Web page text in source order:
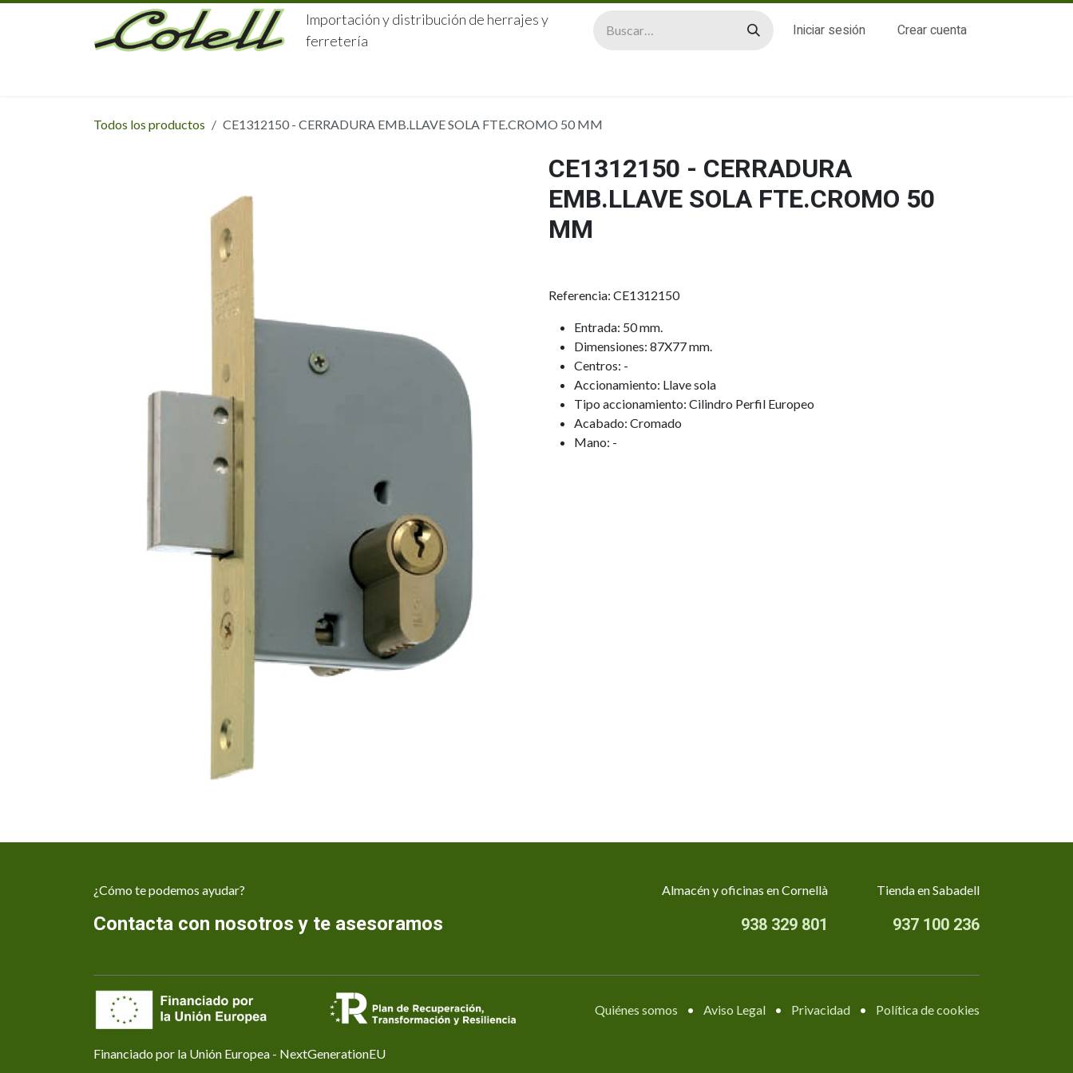
Ir al contenido
Importación y distribución de herrajes y
ferretería
Iniciar sesión Crear cuenta
Todos los productos CE1312150 - CERRADURA EMB.LLAVE SOLA FTE.CROMO 50 MM
CE1312150 - CERRADURA
EMB.LLAVE SOLA FTE.CROMO 50
MM
Referencia: CE1312150
Entrada: 50 mm.
Dimensiones: 87X77 mm.
Centros: -
Accionamiento: Llave sola
Tipo accionamiento: Cilindro Perfil Europeo
Acabado: Cromado
Mano: -
¿Cómo te podemos ayudar?
Contacta con nosotros y te asesoramos
Almacén y oficinas en Cornellà
938 329 801
Tienda en Sabadell
937 100 236
Quiénes somos • Aviso Legal • Privacidad • Política de cookies
Financiado por la Unión Europea - NextGenerationEU